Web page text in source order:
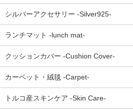
シルバーアクセサリー -Silver925-
ランチマット -lunch mat-
クッションカバー -Cushion Cover-
カーペット・絨毯 -Carpet-
トルコ産スキンケア -Skin Care-